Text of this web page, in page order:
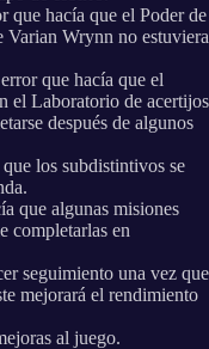
que hacía que el Poder de
Varian Wrynn no estuviera
que hacía que el
el Laboratorio de acertijos
después de algunos
los subdistintivos se
que algunas misiones
completarlas en
seguimiento una vez que
mejorará el rendimiento
al juego.